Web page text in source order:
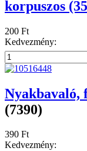
korpuszos
200 Ft
Kedvezmény:
Nyakbavaló,
(7390)
390 Ft
Kedvezmény: